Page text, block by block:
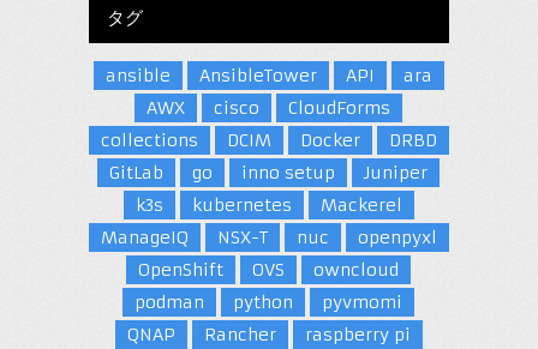
タグ
ansible AnsibleTower API
ara
AWX
cisco
CloudForms
collections
DCIM Docker
DRBD
GitLab
go inno setup
Juniper
k3s
kubernetes
Mackerel
ManageIQ
NSX-T nuc
openpyxl
OpenShift
OVS
owncloud
podman
python
pyvmomi
QNAP
Rancher
raspberry pi